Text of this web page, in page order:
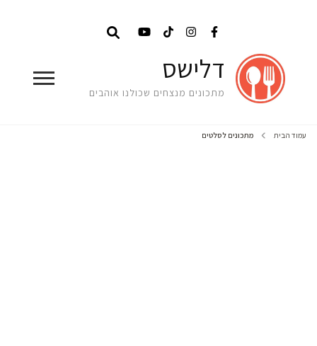
דלישס
מתכונים מנצחים שכולנו אוהבים
עמוד הבית מתכונים לסלטים